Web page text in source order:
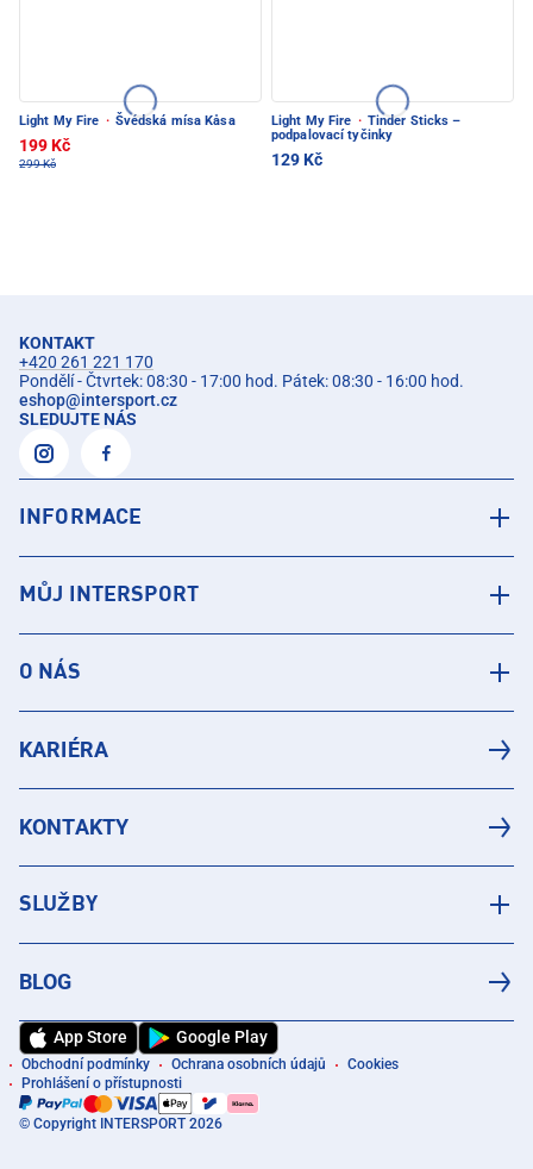
Light My Fire · Švédská mísa Kåsa
199 Kč
299 Kč
Light My Fire · Tinder Sticks –
podpalovací tyčinky
129 Kč
KONTAKT
+420 261 221 170
Pondělí - Čtvrtek: 08:30 - 17:00 hod. Pátek: 08:30 - 16:00 hod.
eshop@intersport.cz
SLEDUJTE NÁS
INFORMACE
MŮJ INTERSPORT
O NÁS
KARIÉRA
KONTAKTY
SLUŽBY
BLOG
App Store Google Play
Obchodní podmínky Ochrana osobních údajů
Cookies
Prohlášení o přístupnosti
© Copyright INTERSPORT 2026